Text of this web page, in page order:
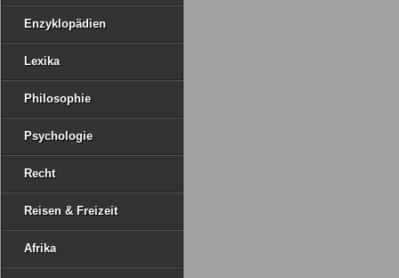
Enzyklopädien
Lexika
Philosophie
Psychologie
Recht
Reisen & Freizeit
Afrika